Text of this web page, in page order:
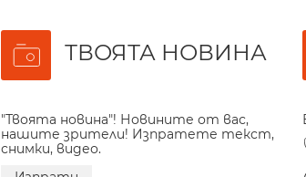
ТВОЯТА НОВИНА
"Твоята новина"! Новините от вас,
нашите зрители! Изпратете текст,
снимки, видео.